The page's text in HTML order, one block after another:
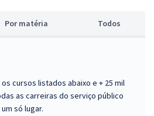
Por matéria Todos
cursos listados abaixo e + 25 mil
as carreiras do serviço público
só lugar.